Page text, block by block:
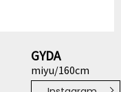
GYDA
miyu/160cm